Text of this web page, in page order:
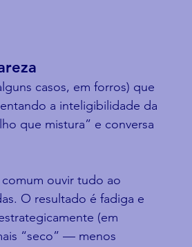
casos, em forros) que
a inteligibilidade da
que mistura” e conversa
ouvir tudo ao
O resultado é fadiga e
(em
“seco” — menos